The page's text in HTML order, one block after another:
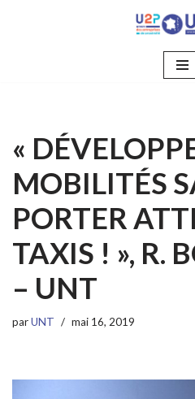
«
MOBILITÉS
PORTER
TAXIS ! », R.
– UNT
parUNT mai 16, 2019